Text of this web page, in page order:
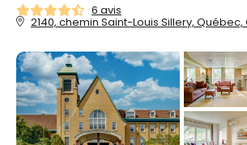
6 avis
2140, chemin Saint-Louis Sillery, Québec,